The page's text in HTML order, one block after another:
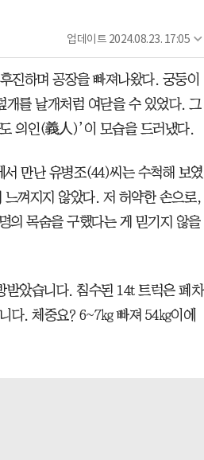
업데이트 2024.08.23. 17:05
진하며 공장을 빠져나왔다. 궁둥이
개를 날개처럼 여닫을 수 있었다. 그
의인(義人)’이 모습을 드러냈다.
만난 유병조(44)씨는 수척해 보였
껴지지 않았다. 저 허약한 손으로,
의 목숨을 구했다는 게 믿기지 않을
받았습니다. 침수된 14t 트럭은 폐차
다. 체중요? 6~7㎏ 빠져 54㎏이에